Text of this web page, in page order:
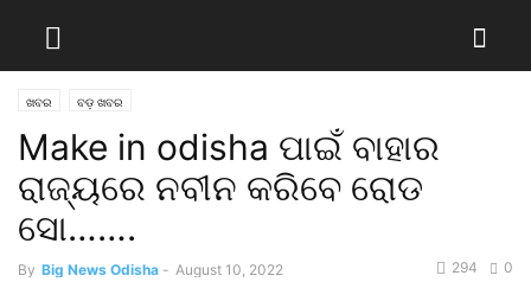
ଖବର ବଡ଼ ଖବର
Make in odisha ପାଇଁ ବାହାର
ରାଜ୍ୟରେ ନବୀନ କରିବେ ରୋଡ
ସୋ…….
By Big News Odisha - August 10, 2022 0
294